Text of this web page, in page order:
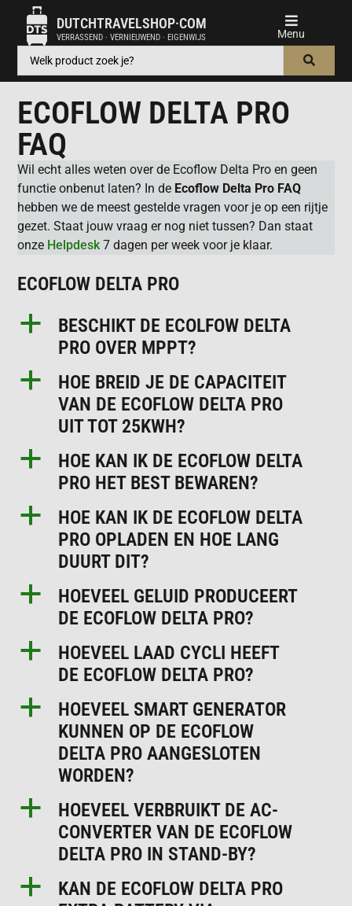
DUTCHTRAVELSHOP·COM
VERRASSEND · VERNIEUWEND · EIGENWIJS
ECOFLOW DELTA PRO
FAQ
Wil echt alles weten over de Ecoflow Delta Pro en geen
functie onbenut laten? In de Ecoflow Delta Pro FAQ
hebben we de meest gestelde vragen voor je op een rijtje
gezet. Staat jouw vraag er nog niet tussen? Dan staat
onze Helpdesk7 dagen per week voor je klaar.
ECOFLOW DELTA PRO
a
BESCHIKT DE ECOLFOW DELTA
PRO OVER MPPT?
a
HOE BREID JE DE CAPACITEIT
VAN DE ECOFLOW DELTA PRO
UIT TOT 25KWH?
a
HOE KAN IK DE ECOFLOW DELTA
PRO HET BEST BEWAREN?
a
HOE KAN IK DE ECOFLOW DELTA
PRO OPLADEN EN HOE LANG
DUURT DIT?
a
HOEVEEL GELUID PRODUCEERT
DE ECOFLOW DELTA PRO?
a
HOEVEEL LAAD CYCLI HEEFT
DE ECOFLOW DELTA PRO?
a
HOEVEEL SMART GENERATOR
KUNNEN OP DE ECOFLOW
DELTA PRO AANGESLOTEN
WORDEN?
a
HOEVEEL VERBRUIKT DE AC-
CONVERTER VAN DE ECOFLOW
DELTA PRO IN STAND-BY?
a
KAN DE ECOFLOW DELTA PRO